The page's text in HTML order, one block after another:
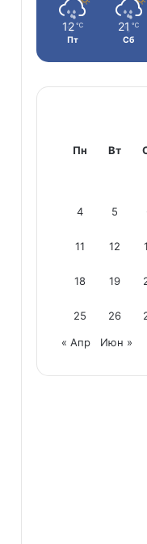
12 ℃
Пт
21 ℃
Сб
Пн Вт
4 5
11 12
18 19
25 26
« Апр Июн »